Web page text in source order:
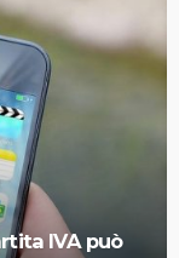
IVA può